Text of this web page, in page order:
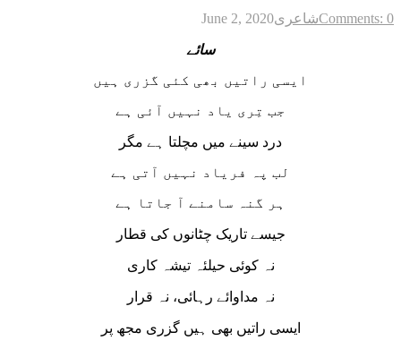
June 2, 2020شاعریComments: 0
سائے
ایسی راتیں بھی کئی گزری ہیں
جب تِری یاد نہیں آئی ہے
درد سینے میں مچلتا ہے مگر
لب پہ فریاد نہیں آتی ہے
ہر گنہ سامنے آ جاتا ہے
جیسے تاریک چٹانوں کی قطار
نہ کوئی حیلئہ تیشہ کاری
نہ مداوائے رہائی، نہ قرار
ایسی راتیں بھی ہیں گزری مجھ پر